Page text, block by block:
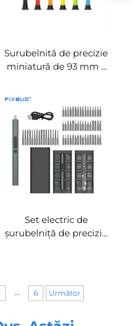
Surubelnită de precizie
miniatură de 93 mm –
capac rotativ
Set electric de
șurubelniță de precizie
... 6 Următor